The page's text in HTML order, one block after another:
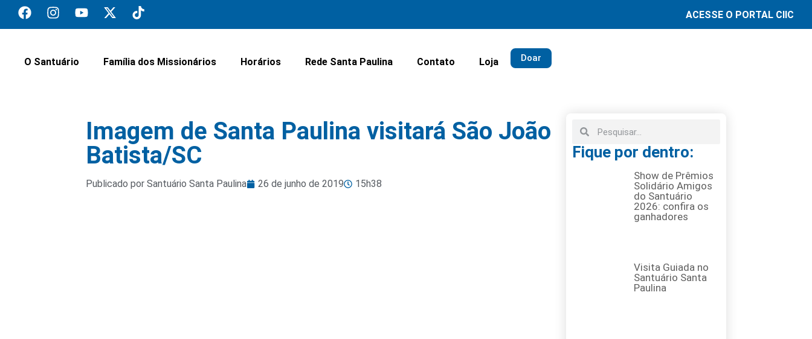
ACESSE O PORTAL CIIC
O Santuário Família dos Missionários Horários Rede Santa Paulina Contato Loja Doar
Imagem de Santa Paulina visitará São João
Batista/SC
Publicado por Santuário Santa Paulina 26 de junho de 2019 15h38
Fique por dentro:
Show de Prêmios
Solidário Amigos
do Santuário
2026: confira os
ganhadores
Visita Guiada no
Santuário Santa
Paulina